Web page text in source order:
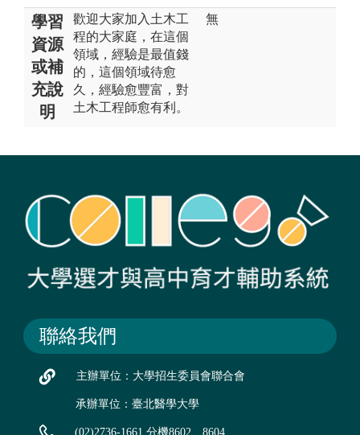
學習
資源
或補
充說
明
歡迎大家加入土木工
程的大家庭，在這個
領域，經驗是最值錢
的，這個領域待愈
久，經驗愈豐富，對
土木工程師愈有利。
無
聯絡我們
主辦單位：大學招生委員會聯合會
承辦單位：臺北醫學大學
(02)2736-1661 分機8602、8604